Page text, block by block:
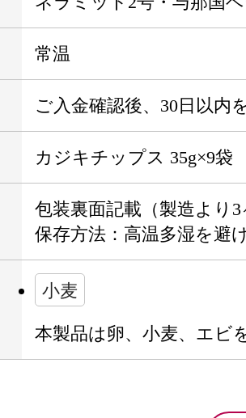
常温
ご入金確認後、30日以内
カジキチップス 35g×9袋
包装裏面記載（製造より3
保存方法：高温多湿を避
小麦
本製品は卵、小麦、エビ